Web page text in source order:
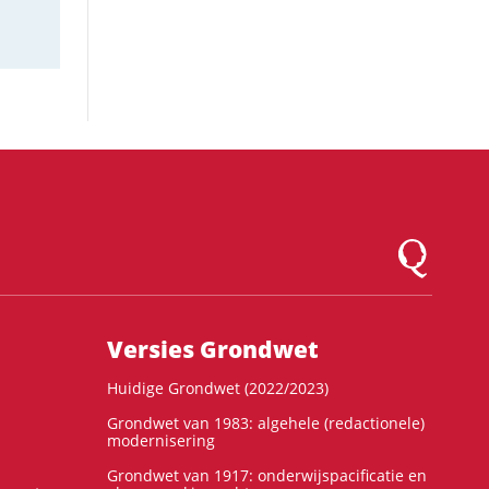
Logo
Versies Grondwet
Huidige Grondwet (2022/2023)
Grondwet van 1983: algehele (redactionele)
modernisering
Grondwet van 1917: onderwijspacificatie en